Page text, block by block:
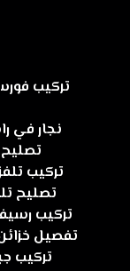
نجار في راس
تصليح
تركيب
تصليح
تركيب رسيفر
تفصيل خزائن
تركيب